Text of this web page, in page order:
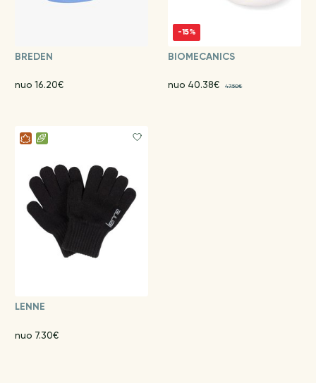
BREDEN
nuo 16.20€
-15%
BIOMECANICS
nuo 40.38€ 47.50€
LENNE
nuo 7.30€